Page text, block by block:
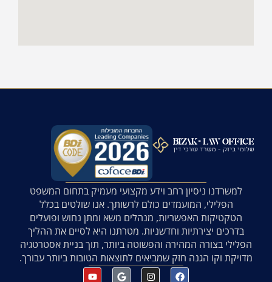
למשרדנו ניסיון רחב וידע מקצועי מעמיק בתחום המשפט
הפלילי, המועמדים כולם לרשותך. אנו שולטים בכלל
הטקטיקות האפשריות, מנהלים משא ומתן נחוש ופועלים
בדרכים יצירתיות וחדשניות. מטרתנו היא לסיים את ההליך
הפלילי בצורה המהירה והפשוטה ביותר, תוך בניית אסטרטגיה
מדויקת וקו הגנה חזק שמביאים לתוצאות הטובות ביותר עבורך.